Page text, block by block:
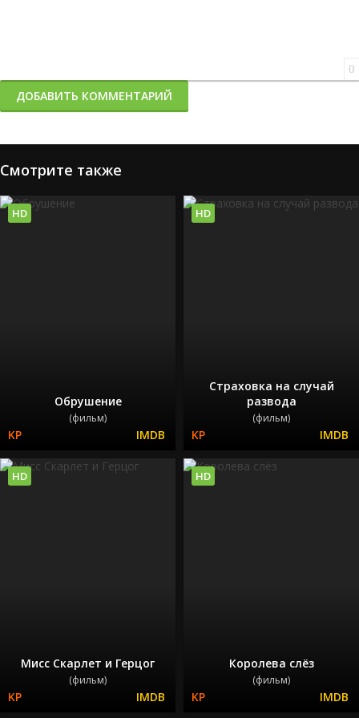
0
ДОБАВИТЬ КОММЕНТАРИЙ
Смотрите также
Обрушение
(фильм)
HD
Страховка на случай
развода
(фильм)
HD
Мисс Скарлет и Герцог
(фильм)
HD
Королева слёз
(фильм)
HD